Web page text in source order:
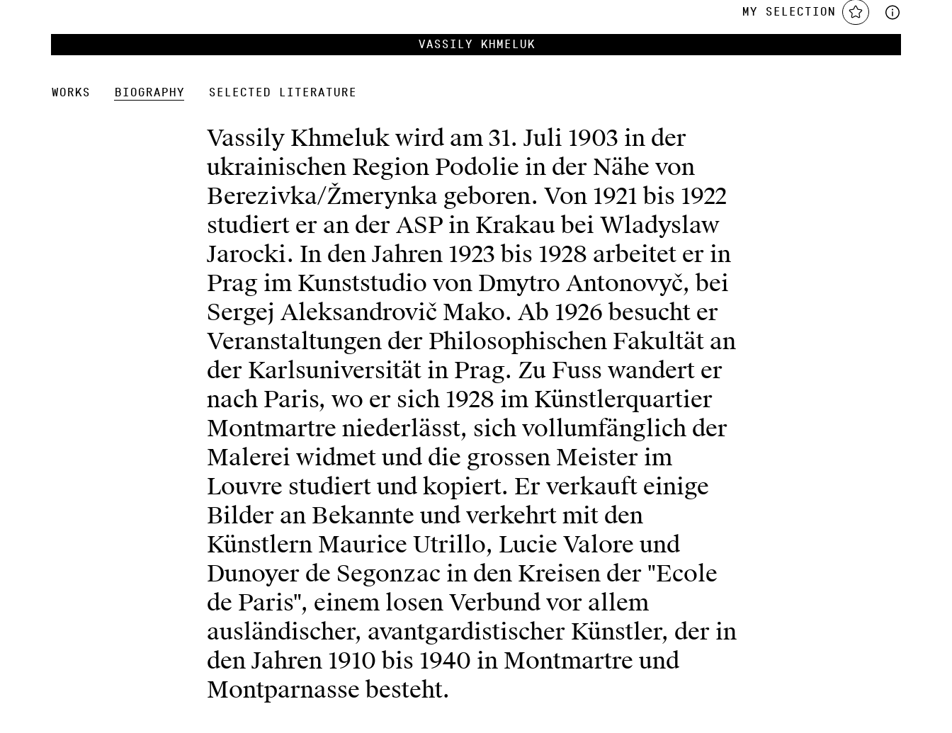
My Selection
Vassily Khmeluk
Works Biography Selected Literature
Vassily Khmeluk wird am 31. Juli 1903 in der
ukrainischen Region Podolie in der Nähe von
Berezivka/Žmerynka geboren. Von 1921 bis 1922
studiert er an der ASP in Krakau bei Wladyslaw
Jarocki. In den Jahren 1923 bis 1928 arbeitet er in
Prag im Kunststudio von Dmytro Antonovyč, bei
Sergej Aleksandrovič Mako. Ab 1926 besucht er
Veranstaltungen der Philosophischen Fakultät an
der Karlsuniversität in Prag. Zu Fuss wandert er
nach Paris, wo er sich 1928 im Künstlerquartier
Montmartre niederlässt, sich vollumfänglich der
Malerei widmet und die grossen Meister im
Louvre studiert und kopiert. Er verkauft einige
Bilder an Bekannte und verkehrt mit den
Künstlern Maurice Utrillo, Lucie Valore und
Dunoyer de Segonzac in den Kreisen der "Ecole
de Paris", einem losen Verbund vor allem
ausländischer, avantgardistischer Künstler, der in
den Jahren 1910 bis 1940 in Montmartre und
Montparnasse besteht.